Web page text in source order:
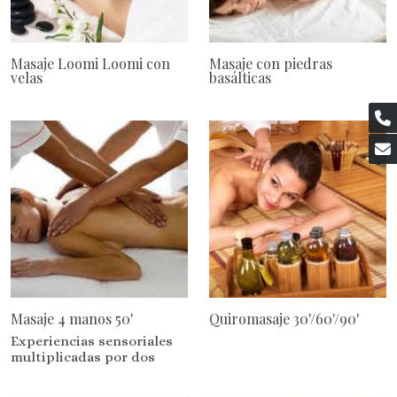
Masaje Loomi Loomi con
velas
Masaje con piedras
basálticas
Masaje 4 manos 50'
Experiencias sensoriales
multiplicadas por dos
Quiromasaje 30'/60'/90'